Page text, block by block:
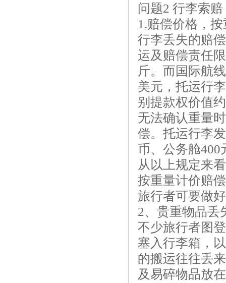
问题2 行李索
1.赔偿价格，
行李丢失的赔
运及赔偿责任
斤。而国际航
美元，托运行
别提款权价值
无法确认重量
偿。托运行李
币、公务舱400
从以上规定来
按重量计价赔
旅行者可要做
2、贵重物品丢
不少旅行者图
塞入行李箱，
的搬运往往丢
及易碎物品放